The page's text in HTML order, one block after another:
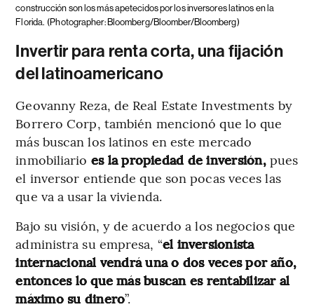
construcción son los más apetecidos por los inversores latinos en la
Florida. (Photographer: Bloomberg/Bloomber/Bloomberg)
Invertir para renta corta, una fijación
del latinoamericano
Geovanny Reza, de Real Estate Investments by
Borrero Corp, también mencionó que lo que
más buscan los latinos en este mercado
inmobiliario es la propiedad de inversión,pues
el inversor entiende que son pocas veces las
que va a usar la vivienda.
Bajo su visión, y de acuerdo a los negocios que
administra su empresa, “el inversionista
internacional vendrá una o dos veces por año,
entonces lo que más buscan es rentabilizar al
máximo su dinero”.